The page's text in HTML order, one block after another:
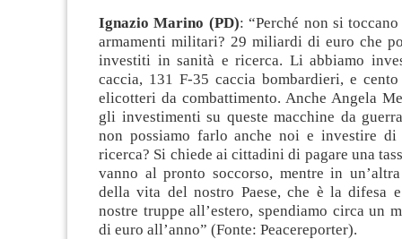
Ignazio Marino (PD): “Perché non si
armamenti militari? 29 miliardi di euro che
investiti in sanità e ricerca. Li abbiamo
caccia, 131 F-35 caccia bombardieri, e
elicotteri da combattimento. Anche Angela
gli investimenti su queste macchine da
non possiamo farlo anche noi e investire
ricerca? Si chiede ai cittadini di pagare una
vanno al pronto soccorso, mentre in
della vita del nostro Paese, che è la difesa
nostre truppe all’estero, spendiamo circa un
di euro all’anno” (Fonte: Peacereporter).